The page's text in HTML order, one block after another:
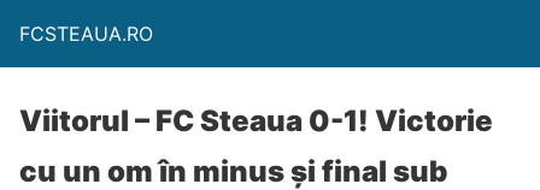
FCSTEAUA.RO
Viitorul – FC Steaua 0-1! Victorie
cu un om în minus și final sub